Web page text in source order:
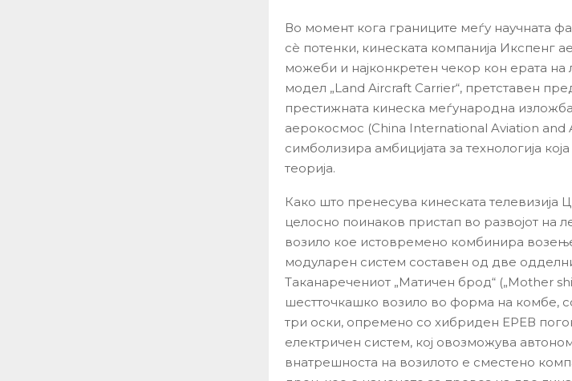
Во момент кога границите меѓу научната
сè потенки, кинеската компанија Икспенг
можеби и најконкретен чекор кон ерата на
модел „Land Aircraft Carrier“, претставен
престижната кинеска меѓународна
аерокосмос (China International Aviation and
симболизира амбицијата за технологија
теорија.
Како што пренесува кинеската телевизија
целосно поинаков пристап во развојот на
возило кое истовремено комбинира
модуларен систем составен од две
Таканаречениот „Матичен брод“ („Mother
шестточкашко возило во форма на комбе,
три оски, опремено со хибриден ЕРЕВ
електричен систем, кој овозможува
внатрешноста на возилото е сместено